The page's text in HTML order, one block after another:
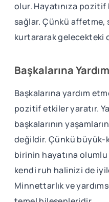
olur. Hayatınıza
sağlar. Çünkü affetme,
kurtararak gelecekteki
Başkalarına
Başkalarına yardım
pozitif etkiler yaratır.
başkalarının
değildir. Çünkü
birinin hayatına
kendi ruh halinizi de
Minnettarlık ve